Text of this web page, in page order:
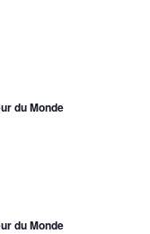
du Monde
du Monde